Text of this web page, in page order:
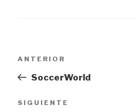
entradas
Entrada
anterior:
ANTERIOR
SoccerWorld
Siguiente
SIGUIENTE